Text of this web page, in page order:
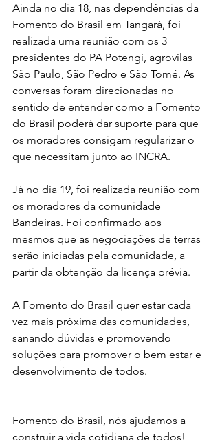
Ainda no dia 18, nas dependências da
Fomento do Brasil em Tangará, foi
realizada uma reunião com os 3
presidentes do PA Potengi, agrovilas
São Paulo, São Pedro e São Tomé. As
conversas foram direcionadas no
sentido de entender como a Fomento
do Brasil poderá dar suporte para que
os moradores consigam regularizar o
que necessitam junto ao INCRA.
Já no dia 19, foi realizada reunião com
os moradores da comunidade
Bandeiras. Foi confirmado aos
mesmos que as negociações de terras
serão iniciadas pela comunidade, a
partir da obtenção da licença prévia.
A Fomento do Brasil quer estar cada
vez mais próxima das comunidades,
sanando dúvidas e promovendo
soluções para promover o bem estar e
desenvolvimento de todos.
Fomento do Brasil, nós ajudamos a
construir a vida cotidiana de todos!